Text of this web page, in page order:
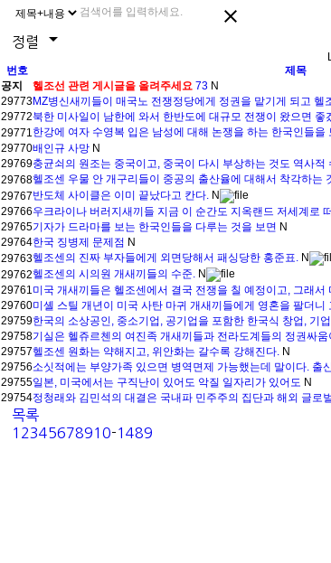

정렬 
번호
제목
공지
헬조선 관련 게시글을 올려주세요 73 N
29773MZ병신새끼들이 매국노 전쟁정당에게 정권을 맡기게 되고 헬
29772북한 미사일이 남한에 와서 한반도에 대규모 전쟁이 왔으면 좋
29771한강에 여자 수영복 입은 남성에 대해 논쟁을 하는 한국인들을
29770배인규 사망 N
29769충균쇠의 원조는 중국이고, 중국이 다시 부상하는 것도 역사적
29768헬조센 우물 안 개구리들이 중공의 출산율에 대해서 착각하는
29767반도체 사이클은 이미 끝났다고 칸다. N
29766우크라이나 버러지새끼들 지금 이 순간도 지옥랜드 저세계로
29765기자가 드라마를 보는 한국인들을 다루는 것을 보면 N
29764한국 징병제 문제점 N
29763헬조센의 진짜 부자들에게 외면당해서 패싱당한 홍준표. N
29762헬조센의 시의원 개새끼들의 수준. N
29761미국 개새끼들은 헬조센에서 결국 전쟁을 칠 예정이고, 그래서
29760미셸 스틸 개년이 미국 사탄 마귀 개새끼들에게 영혼을 팔더
29759한국의 소상공인, 중소기업, 공기업을 포함한 한국식 창업, 기
29758기실은 헬쥬르첸의 여진족 개새끼들과 전라도계들의 정권싸
29757헬조센 원화는 약해지고, 위안화는 갈수록 강해진다. N
29756소싯적에는 부양가족 있으면 병역면제 가능했는데 말이다. 출
29755일본, 미국에서는 구직난이 있어도 악질 일자리가 있어도 N
29754정청래와 김민석의 대결은 국내파 민주주의 집단과 해외 글로
목록
1 2345678910-1489